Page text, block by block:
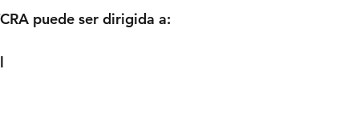
puede ser dirigida a: